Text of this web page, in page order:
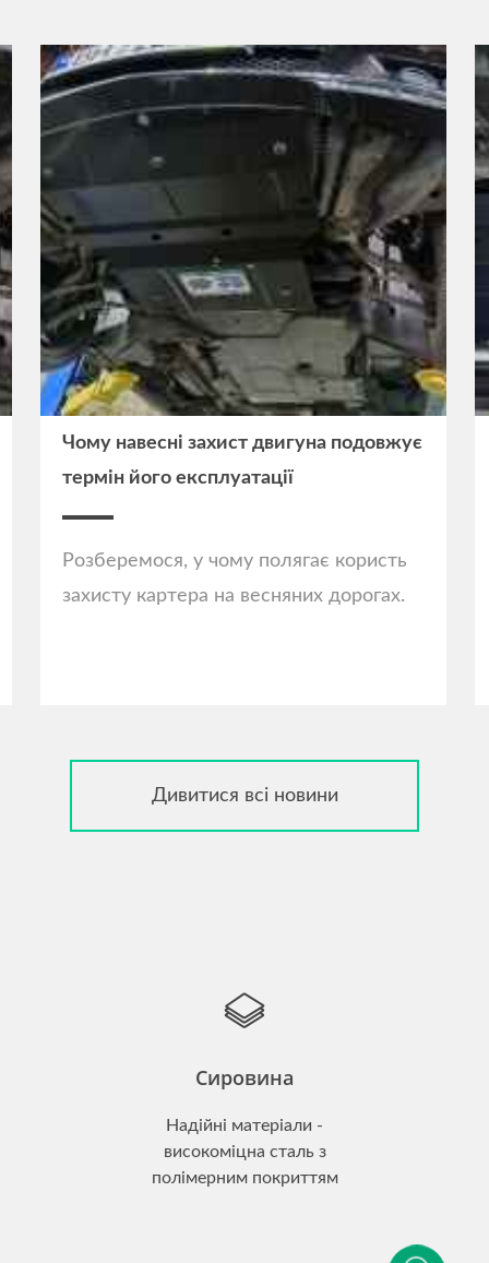
Чому навесні захист двигуна подовжує
термін його експлуатації
Розберемося, у чому полягає користь
захисту картера на весняних дорогах.
Дивитися всі новини
Сировина
Надійні матеріали -
високоміцна сталь з
полімерним покриттям